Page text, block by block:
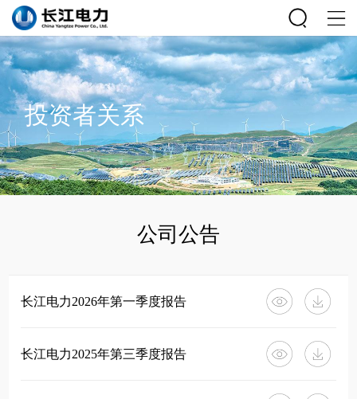
投资者关系
公司公告
长江电力2026年第一季度报告
长江电力2025年第三季度报告